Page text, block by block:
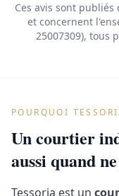
Ces avis sont
et concernent
25007309), tous
POURQUOI
Un courtier
aussi quand
Tessoria est un